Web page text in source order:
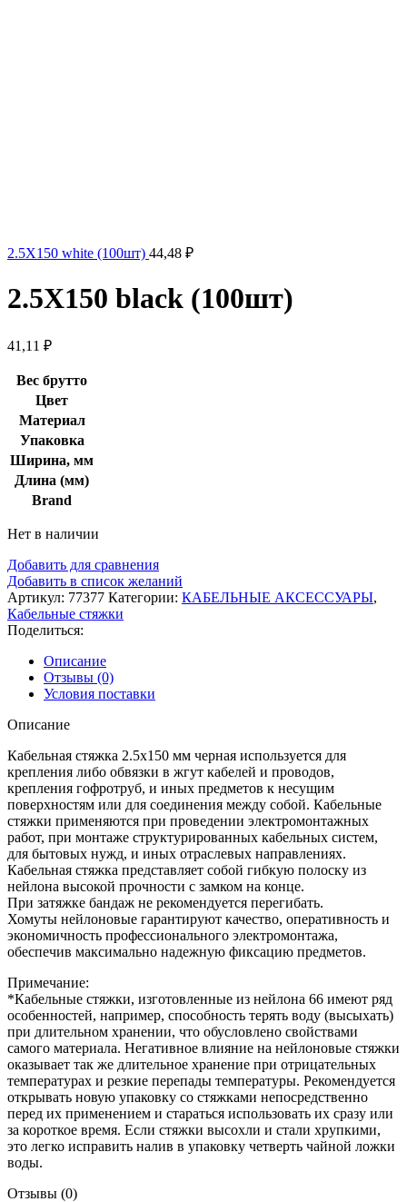
2.5X150 white (100шт) 44,48 ₽
2.5X150 black (100шт)
41,11 ₽
Вес брутто
Цвет
Материал
Упаковка
Ширина, мм
Длина (мм)
Brand
Нет в наличии
Добавить для сравнения
Добавить в список желаний
Артикул: 77377 Категории: КАБЕЛЬНЫЕ АКСЕССУАРЫ,
Кабельные стяжки
Поделиться:
Описание
Отзывы (0)
Условия поставки
Описание
Кабельная стяжка 2.5х150 мм черная используется для
крепления либо обвязки в жгут кабелей и проводов,
крепления гофротруб, и иных предметов к несущим
поверхностям или для соединения между собой. Кабельные
стяжки применяются при проведении электромонтажных
работ, при монтаже структурированных кабельных систем,
для бытовых нужд, и иных отраслевых направлениях.
Кабельная стяжка представляет собой гибкую полоску из
нейлона высокой прочности с замком на конце.
При затяжке бандаж не рекомендуется перегибать.
Хомуты нейлоновые гарантируют качество, оперативность и
экономичность профессионального электромонтажа,
обеспечив максимально надежную фиксацию предметов.
Примечание:
*Кабельные стяжки, изготовленные из нейлона 66 имеют ряд
особенностей, например, способность терять воду (высыхать)
при длительном хранении, что обусловлено свойствами
самого материала. Негативное влияние на нейлоновые стяжки
оказывает так же длительное хранение при отрицательных
температурах и резкие перепады температуры. Рекомендуется
открывать новую упаковку со стяжками непосредственно
перед их применением и стараться использовать их сразу или
за короткое время. Если стяжки высохли и стали хрупкими,
это легко исправить налив в упаковку четверть чайной ложки
воды.
Отзывы (0)